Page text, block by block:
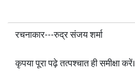
रचनाकार---रुद्र संजय शर्मा
कृपया पूरा पढ़े तत्पश्चात ही समीक्षा करें।